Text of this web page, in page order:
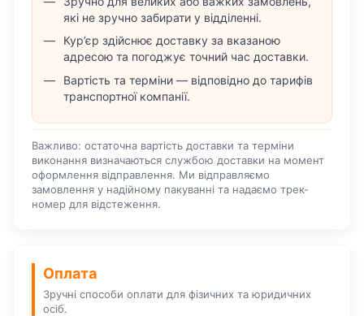
які не зручно забирати у відділенні.
Кур’єр здійснює доставку за вказаною
адресою та погоджує точний час доставки.
Вартість та терміни — відповідно до тарифів
транспортної компанії.
Важливо: остаточна вартість доставки та терміни
виконання визначаються службою доставки на момент
оформлення відправлення. Ми відправляємо
замовлення у надійному пакуванні та надаємо трек-
номер для відстеження.
Оплата
Зручні способи оплати для фізичних та юридичних
осіб.